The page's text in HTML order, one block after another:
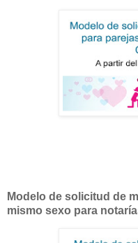
Modelo de solicitud de
mismo sexo para